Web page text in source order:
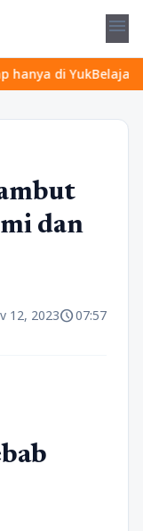
menu
YukBelajar.com.
dan
12, 2023schedule07:57